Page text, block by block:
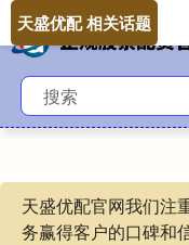
天盛优配官网我们注
务赢得客户的口碑和
天盛优配 相关话题